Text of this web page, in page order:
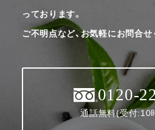
っております。
ご不明点など、お気軽にお問合
0120-
通話無料(受付:10